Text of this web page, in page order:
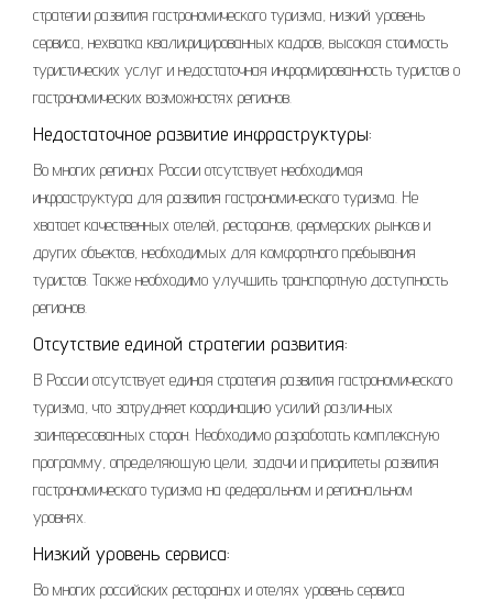
стратегии развития гастрономического туризма, низкий уровень
сервиса, нехватка квалифицированных кадров, высокая стоимость
туристических услуг и недостаточная информированность туристов о
гастрономических возможностях регионов.
Недостаточное развитие инфраструктуры:
Во многих регионах России отсутствует необходимая
инфраструктура для развития гастрономического туризма. Не
хватает качественных отелей, ресторанов, фермерских рынков и
других объектов, необходимых для комфортного пребывания
туристов. Также необходимо улучшить транспортную доступность
регионов.
Отсутствие единой стратегии развития:
В России отсутствует единая стратегия развития гастрономического
туризма, что затрудняет координацию усилий различных
заинтересованных сторон. Необходимо разработать комплексную
программу, определяющую цели, задачи и приоритеты развития
гастрономического туризма на федеральном и региональном
уровнях.
Низкий уровень сервиса:
Во многих российских ресторанах и отелях уровень сервиса